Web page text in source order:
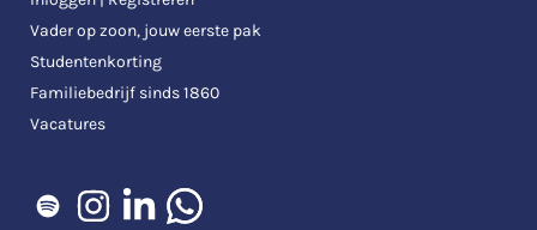
Vader op zoon, jouw eerste pak
Studentenkorting
Familiebedrijf sinds 1860
Vacatures